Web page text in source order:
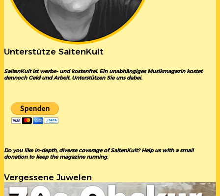
Unterstütze SaitenKult
SaitenKult ist werbe- und kostenfrei. Ein unabhängiges Musikmagazin kostet
dennoch Geld und Arbeit. Unterstützen Sie uns dabei.
Do you like in-depth, diverse coverage of SaitenKult? Help us with a small
donation to keep the magazine running.
Vergessene Juwelen